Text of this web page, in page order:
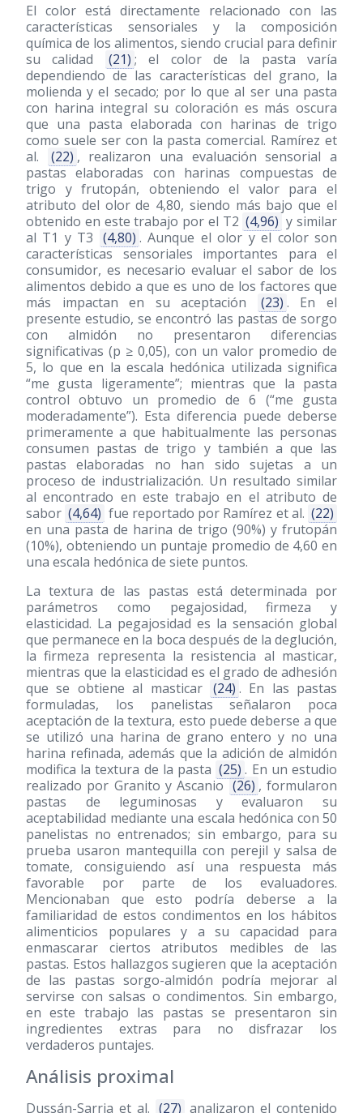
El color está directamente relacionado con las
características sensoriales y la composición
química de los alimentos, siendo crucial para definir
su calidad
(21) ; el color de la pasta varía
dependiendo de las características del grano, la
molienda y el secado; por lo que al ser una pasta
con harina integral su coloración es más oscura
que una pasta elaborada con harinas de trigo
como suele ser con la pasta comercial. Ramírez et
al.
(22) , realizaron una evaluación sensorial a
pastas elaboradas con harinas compuestas de
trigo y frutopán, obteniendo el valor para el
atributo del olor de 4,80, siendo más bajo que el
obtenido en este trabajo por el T2 (4,96) y similar
al T1 y T3 (4,80) . Aunque el olor y el color son
características sensoriales importantes para el
consumidor, es necesario evaluar el sabor de los
alimentos debido a que es uno de los factores que
más impactan en su aceptación
(23) . En el
presente estudio, se encontró las pastas de sorgo
con almidón no presentaron diferencias
significativas (p ≥ 0,05), con un valor promedio de
5, lo que en la escala hedónica utilizada significa
“me gusta ligeramente”; mientras que la pasta
control obtuvo un promedio de 6 (“me gusta
moderadamente”). Esta diferencia puede deberse
primeramente a que habitualmente las personas
consumen pastas de trigo y también a que las
pastas elaboradas no han sido sujetas a un
proceso de industrialización. Un resultado similar
al encontrado en este trabajo en el atributo de
sabor (4,64) fue reportado por Ramírez et al. (22)
en una pasta de harina de trigo (90%) y frutopán
(10%), obteniendo un puntaje promedio de 4,60 en
una escala hedónica de siete puntos.
La textura de las pastas está determinada por
parámetros como pegajosidad, firmeza y
elasticidad. La pegajosidad es la sensación global
que permanece en la boca después de la deglución,
la firmeza representa la resistencia al masticar,
mientras que la elasticidad es el grado de adhesión
que se obtiene al masticar (24) . En las pastas
formuladas, los panelistas señalaron poca
aceptación de la textura, esto puede deberse a que
se utilizó una harina de grano entero y no una
harina refinada, además que la adición de almidón
modifica la textura de la pasta (25) . En un estudio
realizado por Granito y Ascanio (26) , formularon
pastas de leguminosas y evaluaron su
aceptabilidad mediante una escala hedónica con 50
panelistas no entrenados; sin embargo, para su
prueba usaron mantequilla con perejil y salsa de
tomate, consiguiendo así una respuesta más
favorable por parte de los evaluadores.
Mencionaban que esto podría deberse a la
familiaridad de estos condimentos en los hábitos
alimenticios populares y a su capacidad para
enmascarar ciertos atributos medibles de las
pastas. Estos hallazgos sugieren que la aceptación
de las pastas sorgo-almidón podría mejorar al
servirse con salsas o condimentos. Sin embargo,
en este trabajo las pastas se presentaron sin
ingredientes extras para no disfrazar los
verdaderos puntajes.
Análisis proximal
Dussán-Sarria et al. (27) analizaron el contenido